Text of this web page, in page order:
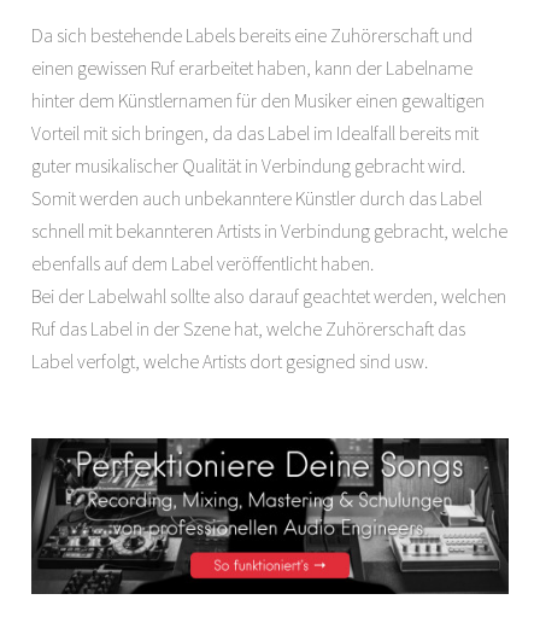
Da sich bestehende Labels bereits eine Zuhörerschaft und
einen gewissen Ruf erarbeitet haben, kann der Labelname
hinter dem Künstlernamen für den Musiker einen gewaltigen
Vorteil mit sich bringen, da das Label im Idealfall bereits mit
guter musikalischer Qualität in Verbindung gebracht wird.
Somit werden auch unbekanntere Künstler durch das Label
schnell mit bekannteren Artists in Verbindung gebracht, welche
ebenfalls auf dem Label veröffentlicht haben.
Bei der Labelwahl sollte also darauf geachtet werden, welchen
Ruf das Label in der Szene hat, welche Zuhörerschaft das
Label verfolgt, welche Artists dort gesigned sind usw.